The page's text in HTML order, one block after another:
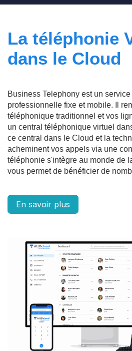
La téléphonie
dans le Cloud
Business Telephony est un
professionnelle fixe et mobile. Il
téléphonique traditionnel et vos
un central téléphonique virtuel
ce central dans le Cloud et la
acheminent vos appels via une
téléphonie s'intègre au monde de
vous permet de bénéficier de
En savoir plus